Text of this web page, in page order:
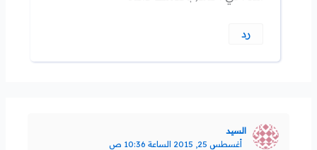
رد
السيد
أغسطس 25, 2015 الساعة 10:36 ص